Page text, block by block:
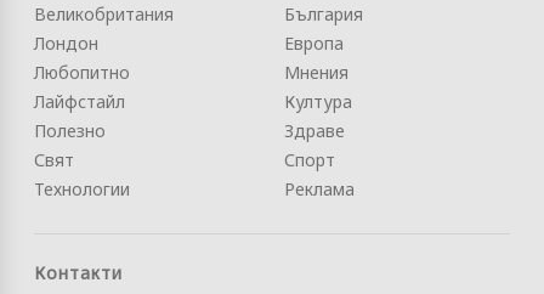
Великобритания
Лондон
Любопитно
Лайфстайл
Полезно
Свят
Технологии
България
Европа
Мнения
Култура
Здраве
Спорт
Реклама
Контакти